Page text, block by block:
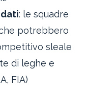
dati: le squadre
potrebbero
sleale
di leghe e
FIA)